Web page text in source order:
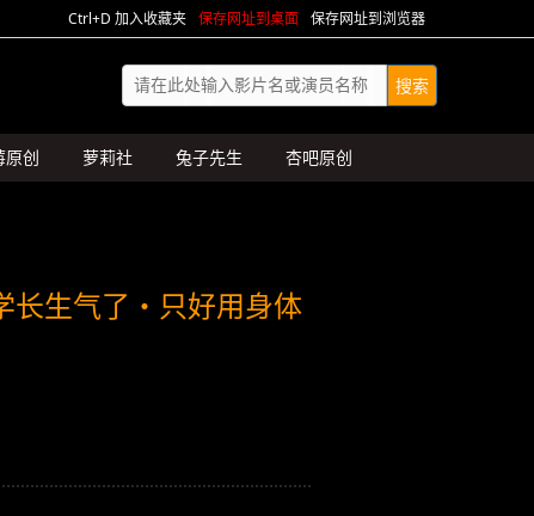
Ctrl+D 加入收藏夹 保存网址到桌面 保存网址到浏览器
原创 萝莉社 兔子先生 杏吧原创
长生气了・只好用身体